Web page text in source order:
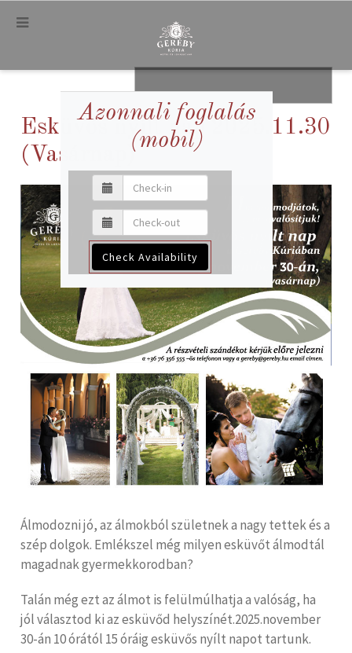
Azonnali foglalás
(mobil)
Check Availability
.
Esküvős nyílt nap 2025.11.30
(Vasárnap)
Álmodozni jó, az álmokból születnek a nagy tettek és a
szép dolgok. Emlékszel még milyen esküvőt álmodtál
magadnak gyermekkorodban?
Talán még ezt az álmot is felülmúlhatja a valóság, ha
jól választod ki az esküvőd helyszínét.2025.november
30-án 10 órától 15 óráig esküvős nyílt napot tartunk.